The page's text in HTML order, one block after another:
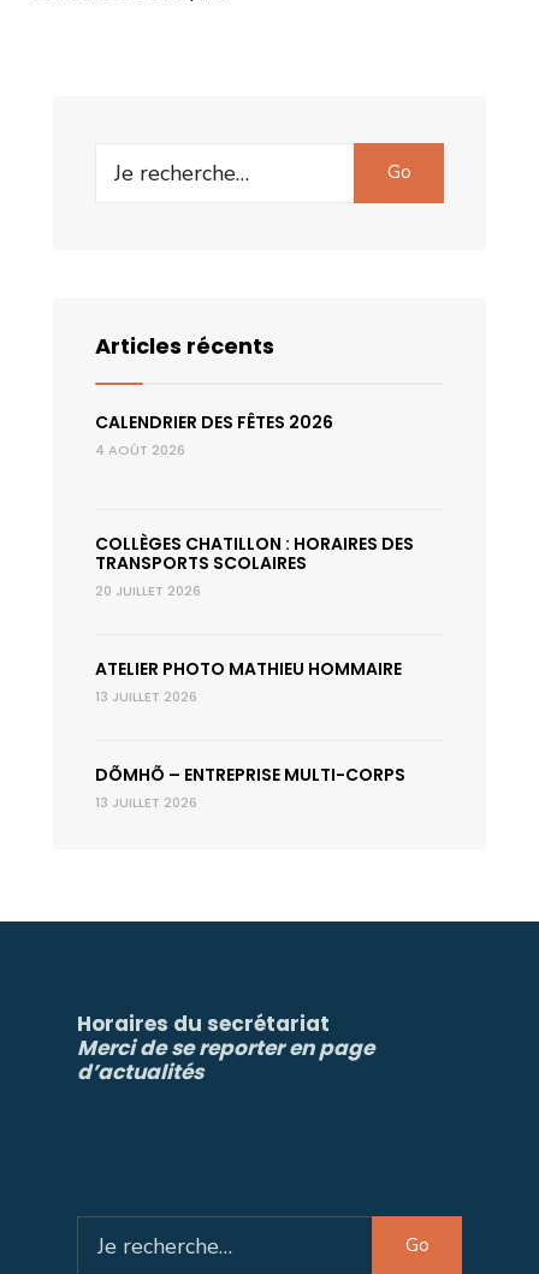
Search
Go
Articles récents
CALENDRIER DES FÊTES 2026
4 AOÛT 2026
COLLÈGES CHATILLON : HORAIRES DES
TRANSPORTS SCOLAIRES
20 JUILLET 2026
ATELIER PHOTO MATHIEU HOMMAIRE
13 JUILLET 2026
DÕMHÕ – ENTREPRISE MULTI-CORPS
13 JUILLET 2026
Horaires du secrétariat
Merci de se reporter en page
d’actualités
for:
Go